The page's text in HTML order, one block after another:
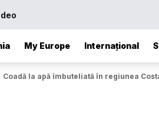
My Europe Internațional
Coadă la apă îmbuteliată în regiunea